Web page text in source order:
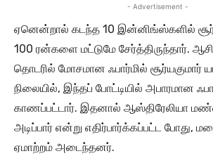
- Advertisement -
ஏனென்றால் கடந்த 10 இன்னிங்ஸ்களில்
100 ரன்களை மட்டுமே சேர்த்திருந்தார்.
தொடரில் மோசமான ஃபார்மில் சூர்யகுமார்
நிலையில், இந்தப் போட்டியில் அபாரமான
காணப்பட்டார். இதனால் ஆஸ்திரேலியா
அடிப்பார் என்று எதிர்பார்க்கப்பட்ட போது,
ஏமாற்றம் அடைந்தனர்.